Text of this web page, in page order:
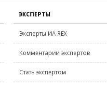
ЭКСПЕРТЫ
Эксперты ИА REX
Комментарии экспертов
Стать экспертом